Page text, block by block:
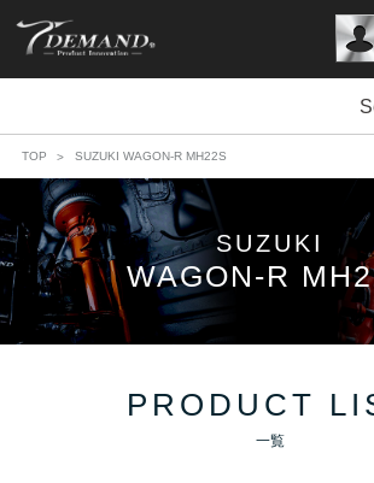
TOP SUZUKI WAGON-R MH22S
SUZUKI
WAGON-R
PRODUCT
一覧